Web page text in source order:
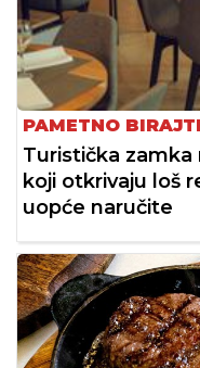
PAMETNO
Turistička
koji otkrivaju loš
uopće naručite